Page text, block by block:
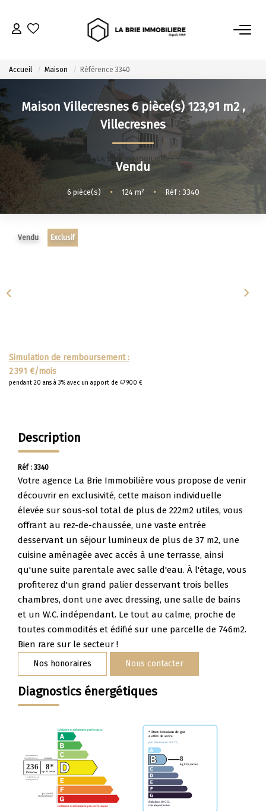
Nos Biens À L’achat
Immobilier Neuf
Notre Guide D’achat
VENDRE
Estimer Mon Bien
Mettre Mon Bien En Location
Notre Équipe
Nos Services
Notre Histoire
Nos Témoignages
Nous Rejoindre
CONTACT
Accueil Maison Référence 3340
Maison Villecresnes 6 pièce(s) 123,91 m2 ,
Villecresnes
Vendu
6 pièce(s) • 124m² • Réf : 3340
Vendu Exclusif
Simulation de remboursement :
2 391 €/mois
pendant 20 ans à 3% avec un apport de 47 900 €
Description
Réf : 3340
Votre agence La Brie Immobilière vous propose de venir
découvrir en exclusivité, cette maison individuelle
élevée sur sous-sol total de plus de 222m2 utiles, vous
offrant au rez-de-chaussée, une vaste entrée
desservant un séjour lumineux de plus de 37 m2, une
cuisine aménagée avec accès à une terrasse, ainsi
qu'une suite parentale avec salle d'eau. À l'étage, vous
profiterez d'un grand palier desservant trois belles
chambres, dont une avec dressing, une salle de bains
et un W.C. indépendant. Le tout au calme, proche de
toutes commodités et édifié sur une parcelle de 746m2.
Bien rare sur le secteur !
Nos honoraires Nous contacter
Diagnostics énergétiques